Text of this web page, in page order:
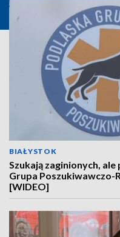
BIAŁYSTOK
Szukają zaginionych,
Grupa Poszukiwawczo-
[WIDEO]